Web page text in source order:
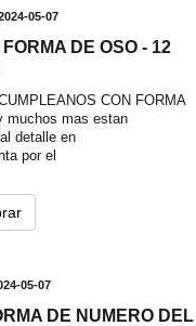
05-07
DE OSO - 12
CON FORMA
muchos mas estan
detalle en
por el
05-07
DE NUMERO DEL